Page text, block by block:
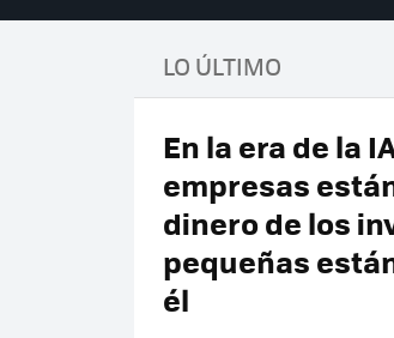
LO ÚLTIMO
En la era de la
empresas
dinero de los
pequeñas
él